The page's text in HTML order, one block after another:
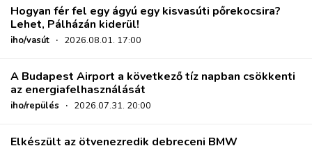
Hogyan fér fel egy ágyú egy kisvasúti pőrekocsira?
Lehet, Pálházán kiderül!
iho/vasút · 2026.08.01. 17:00
A Budapest Airport a következő tíz napban csökkenti
az energiafelhasználását
iho/repülés · 2026.07.31. 20:00
Elkészült az ötvenezredik debreceni BMW